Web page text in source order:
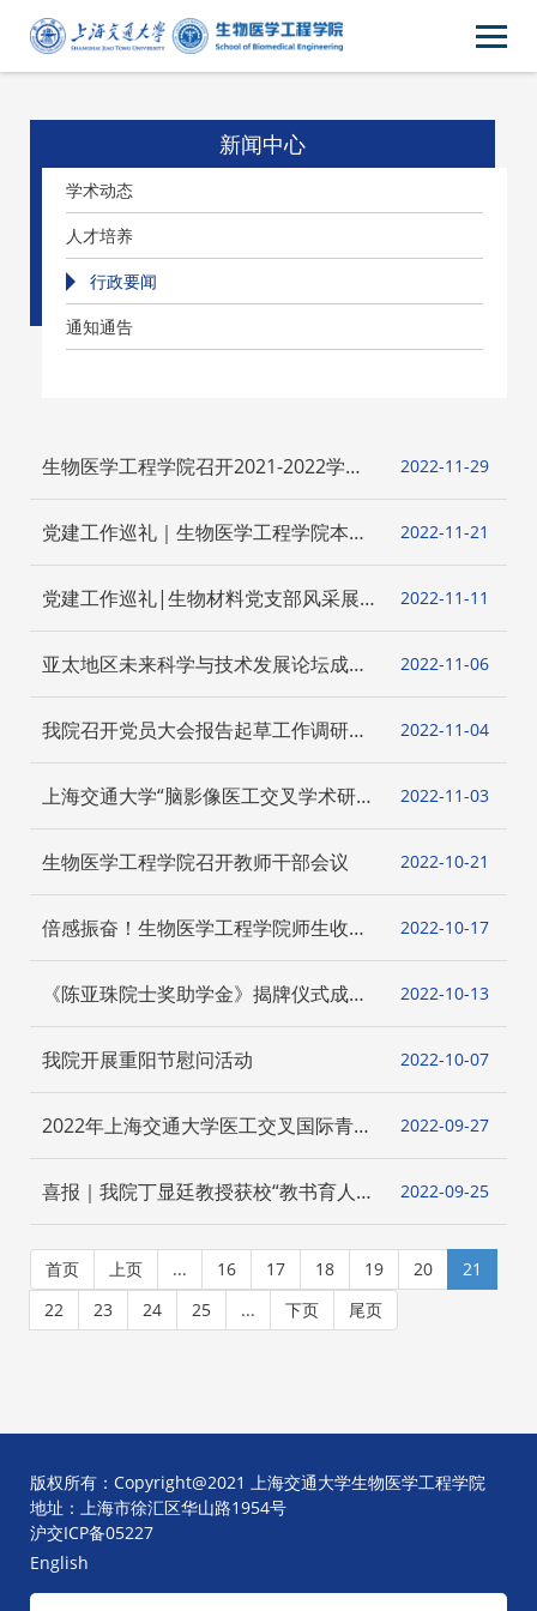
新闻中心
学术动态
人才培养
行政要闻
通知通告
生物医学工程学院召开2021-2022学年
春季学期本科生课程回顾工作会议
29
2022-11
党建工作巡礼｜生物医学工程学院本科
生党支部风采展示
21
2022-11
党建工作巡礼|生物材料党支部风采展
示 ——学习先进典型，榜样引领前行
11
2022-11
亚太地区未来科学与技术发展论坛成功
举办 WLA Asia Pacific Future Insight
Forum Successfully Held
06
2022-11
我院召开党员大会报告起草工作调研座
谈会
04
2022-11
上海交通大学“脑影像医工交叉学术研讨
会”顺利举办
03
2022-11
生物医学工程学院召开教师干部会议 21
2022-10
倍感振奋！生物医学工程学院师生收听
收看二十大开幕会
17
2022-10
《陈亚珠院士奖助学金》揭牌仪式成功
举行
13
2022-10
我院开展重阳节慰问活动 07
2022-10
2022年上海交通大学医工交叉国际青年
学者论坛 诚邀海内外英才2022 SJTU
Interdisciplinary Forum for Young
Scholars Invites Domestic and
27
2022-09
喜报｜我院丁显廷教授获校“教书育人
奖”表彰
25
2022-09
首页 上页 ... 16 17 18 19 20
21
22
23 24 25 ... 下页 尾页
版权所有：Copyright@2021 上海交通大学生物医学工程学院
地址：上海市徐汇区华山路1954号
沪交ICP备05227
English